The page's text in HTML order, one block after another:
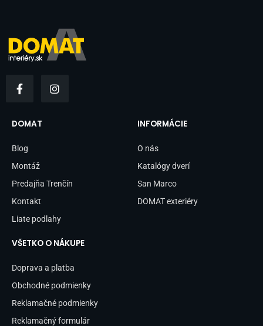
a
b
o
k
-
n
DOMAT
Blog
Montáž
Predajňa Trenčín
Kontakt
Liate podlahy
INFORMÁCIE
O nás
Katalógy dverí
San Marco
DOMAT exteriéry
VŠETKO O NÁKUPE
Doprava a platba
Obchodné podmienky
Reklamačné podmienky
Reklamačný formulár